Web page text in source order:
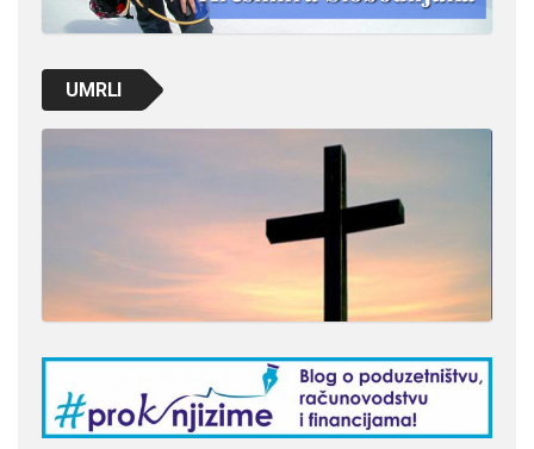
UMRLI